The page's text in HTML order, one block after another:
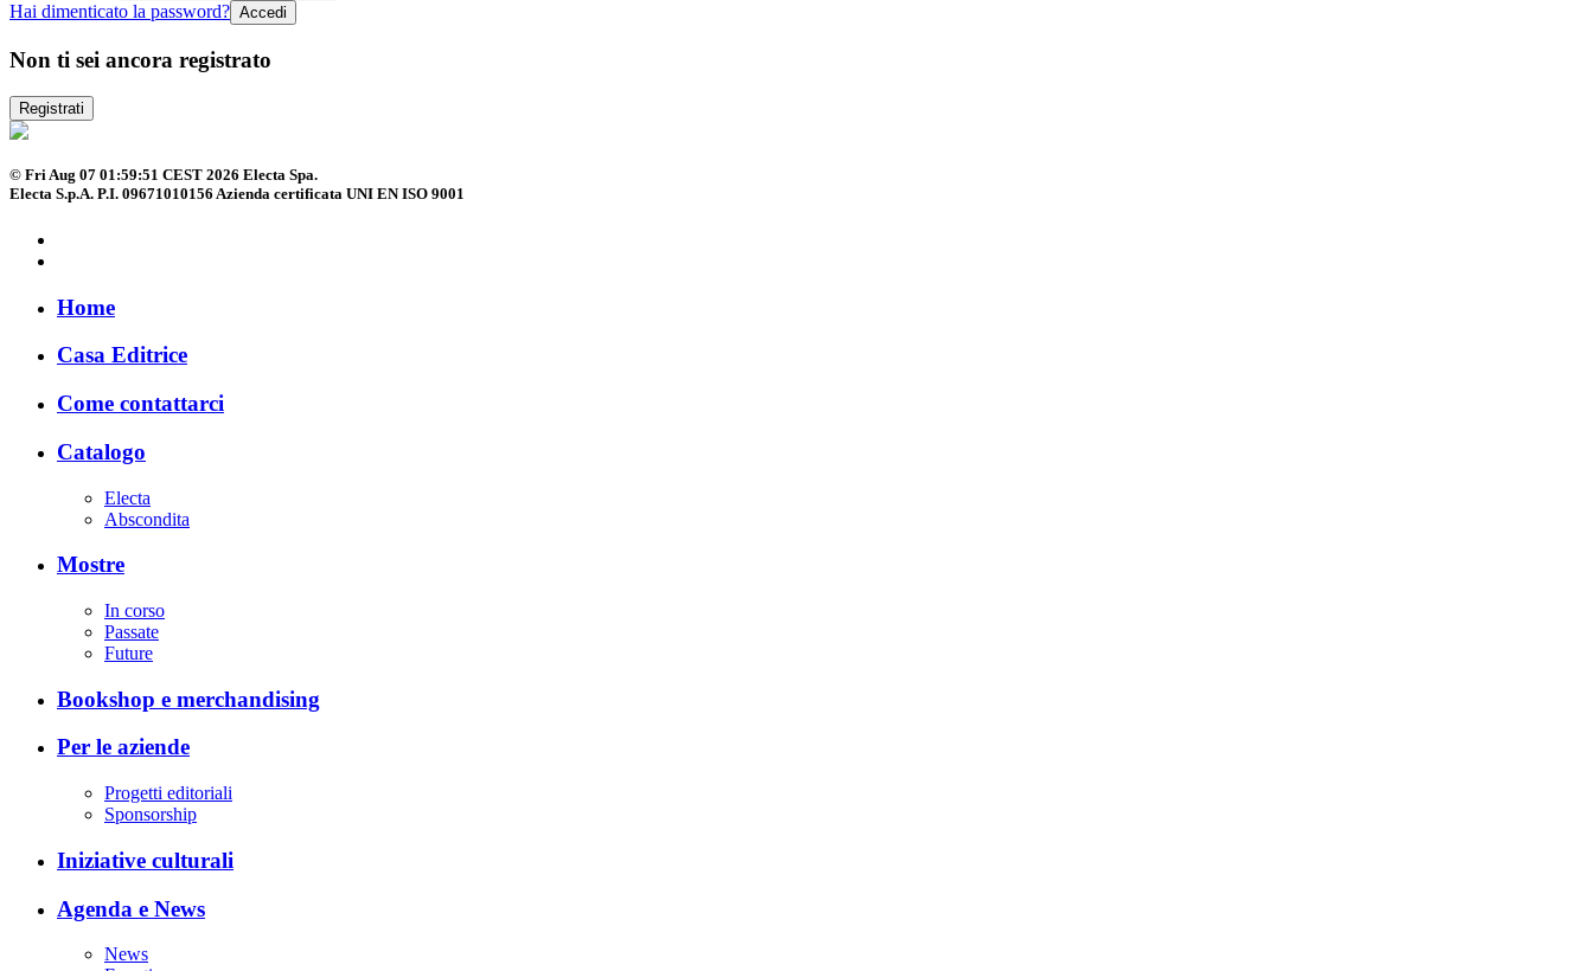
Hai dimenticato la password?
Non ti sei ancora registrato
Registrati
© Fri Aug 07 01:59:51 CEST 2026 Electa Spa.
Electa S.p.A. P.I. 09671010156 Azienda certificata UNI EN ISO 9001
Home
Casa Editrice
Come contattarci
Catalogo
Electa
Abscondita
Mostre
In corso
Passate
Future
Bookshop e merchandising
Per le aziende
Progetti editoriali
Sponsorship
Iniziative culturali
Agenda e News
News